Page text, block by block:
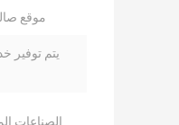
موقع
يتم توفير
الصناعات